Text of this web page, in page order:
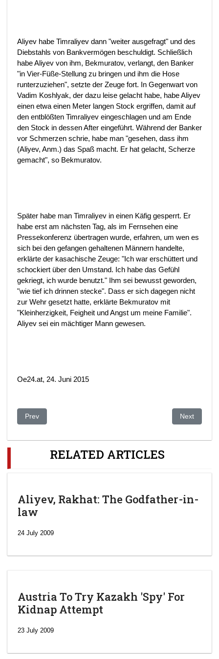
Aliyev habe Timraliyev dann "weiter ausgefragt" und des
Diebstahls von Bankvermögen beschuldigt. Schließlich
habe Aliyev von ihm, Bekmuratov, verlangt, den Banker
"in Vier-Füße-Stellung zu bringen und ihm die Hose
runterzuziehen", setzte der Zeuge fort. In Gegenwart von
Vadim Koshlyak, der dazu leise gelacht habe, habe Aliyev
einen etwa einen Meter langen Stock ergriffen, damit auf
den entblößten Timraliyev eingeschlagen und am Ende
den Stock in dessen After eingeführt. Während der Banker
vor Schmerzen schrie, habe man "gesehen, dass ihm
(Aliyev, Anm.) das Spaß macht. Er hat gelacht, Scherze
gemacht", so Bekmuratov.
Später habe man Timraliyev in einen Käfig gesperrt. Er
habe erst am nächsten Tag, als im Fernsehen eine
Pressekonferenz übertragen wurde, erfahren, um wen es
sich bei den gefangen gehaltenen Männern handelte,
erklärte der kasachische Zeuge: "Ich war erschüttert und
schockiert über den Umstand. Ich habe das Gefühl
gekriegt, ich wurde benutzt." Ihm sei bewusst geworden,
"wie tief ich drinnen stecke". Dass er sich dagegen nicht
zur Wehr gesetzt hatte, erklärte Bekmuratov mit
"Kleinherzigkeit, Feigheit und Angst um meine Familie".
Aliyev sei ein mächtiger Mann gewesen.
Oe24.at, 24. Juni 2015
Previous article: Glitzy Facade Hides Azerbaijan's Dark Reality
Prev Next
Next
RELATED ARTICLES
Aliyev, Rakhat: The Godfather-in-
law
24 July 2009
Austria To Try Kazakh 'Spy' For
Kidnap Attempt
23 July 2009